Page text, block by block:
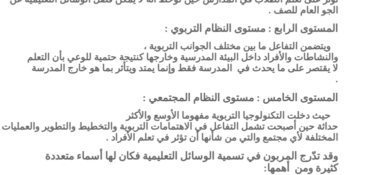
الجو العام للصف .
المستوى الرابع : مستوى النظام التربوي :
ويتضمن التفاعل ما بين مختلف الجوانب التربوية ،
والنشاطات والأفراد داخل البيئة المدرسية وخارجها كنتيجة حتمية للوعي بأن التعلم
لا يقتصر على ما يحدث في المدرسة فقط وإنما يمتد ويتأثر بما هو خارج المدرسة
.
المستوى الخامس : مستوى النظام المجتمعي :
حيث دخلت التكنولوجيا التربوية مفهوما الأوسع والأكثر
حداثة حين أصبحت تشمل التفاعل في الاهتمامات التربوية والتخطيط والتطوير والعمليات
المختلفة لأي مجتمع والتي من شأنها أن تؤثر في تعلم الأفراد .
وقد تدّرج المربون في تسمية الوسائل التعليمية فكان لها أسماء متعددة
كثيرة ومن أهمها: